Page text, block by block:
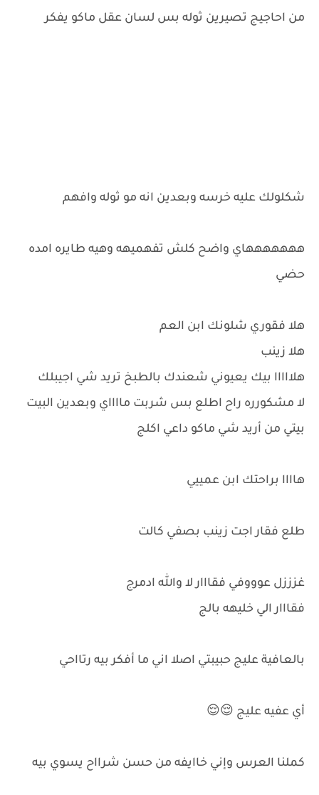
من احاجيج تصيرين ثوله بس لسان عقل ماكو يفكر
شكلولك عليه خرسه وبعدين انه مو ثوله وافهم
هههههههاي واضح كلش تفهميهه وهيه طايره امده
حضي
هلا فقوري شلونك ابن العم
هلا زينب
هلااااا بيك يعيوني شعندك بالطبخ تريد شي اجيبلك
لا مشكورره راح اطلع بس شربت مااااي وبعدين البيت
بيتي من أريد شي ماكو داعي اكلج
هاااا براحتك ابن عمييي
طلع فقار اجت زينب بصفي كالت
غزززل عوووفي فقااار لا والله ادمرج
فقااار الي خليهه بالج
بالعافية عليج حبيبتي اصلا اني ما أفكر بيه رتااحي
أي عفيه عليج 😌😌
كملنا العرس وإني خاايفه من حسن شرااح يسوي بيه